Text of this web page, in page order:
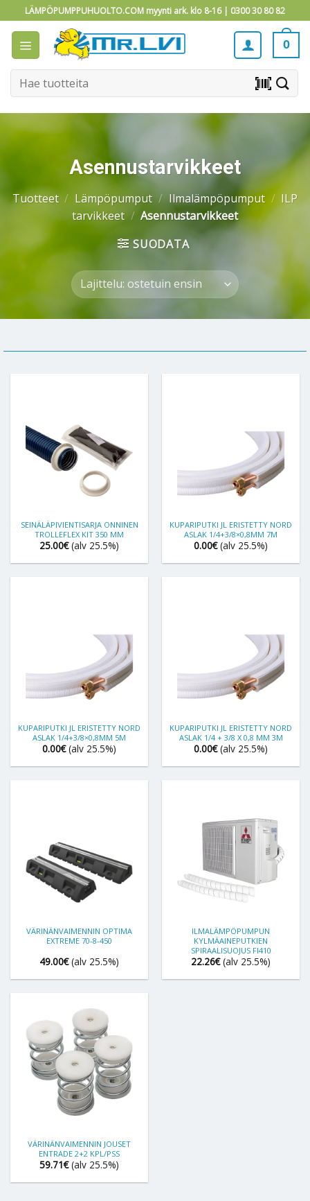
to
content
LÄMPÖPUMPPUHUOLTO.COM myynti ark. klo 8-16 | 0300 30 80 82
0
Etsi: barcode_scanner
Asennustarvikkeet
Tuotteet / Lämpöpumput / Ilmalämpöpumput / ILP
tarvikkeet / Asennustarvikkeet
SUODATA
SEINÄLÄPIVIENTISARJA ONNINEN
TROLLEFLEX KIT 350 MM
25.00€ (alv 25.5%)
KUPARIPUTKI JL ERISTETTY NORD
ASLAK 1/4+3/8×0,8MM 7M
0.00€ (alv 25.5%)
KUPARIPUTKI JL ERISTETTY NORD
ASLAK 1/4+3/8×0,8MM 5M
0.00€ (alv 25.5%)
KUPARIPUTKI JL ERISTETTY NORD
ASLAK 1/4 + 3/8 X 0,8 MM 3M
0.00€ (alv 25.5%)
VÄRINÄNVAIMENNIN OPTIMA
EXTREME 70-8-450
49.00€ (alv 25.5%)
ILMALÄMPÖPUMPUN
KYLMÄAINEPUTKIEN
SPIRAALISUOJUS FI410
22.26€ (alv 25.5%)
VÄRINÄNVAIMENNIN JOUSET
ENTRADE 2+2 KPL/PSS
59.71€ (alv 25.5%)